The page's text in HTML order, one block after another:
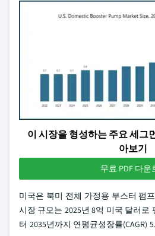
이 시장을 형성하는 주요 세그
아보기
무료 PDF 다운
미국은 북미 전체 가정용 부스터 펌
시장 규모는 2025년 8억 미국 달러로
터 2035년까지 연평균성장률(CAGR)